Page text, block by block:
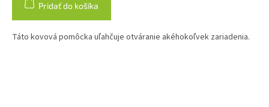
Pridať do košíka
Táto kovová pomôcka uľahčuje otváranie akéhokoľvek zariadenia.